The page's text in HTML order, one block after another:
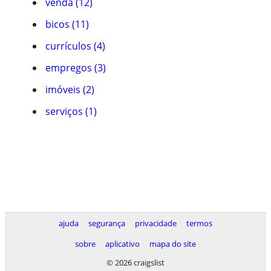
bicos (11)
currículos (4)
empregos (3)
imóveis (2)
serviços (1)
ajuda segurança privacidade
termos
sobre
aplicativo
mapa do site
© 2026 craigslist